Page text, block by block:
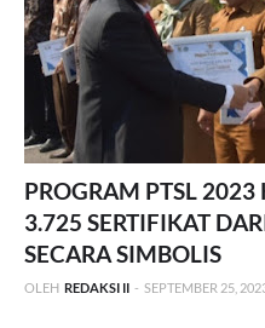
PROGRAM PTSL 2023
3.725 SERTIFIKAT
SECARA SIMBOLIS
OLEH REDAKSI II - SEPTEMBER 25,